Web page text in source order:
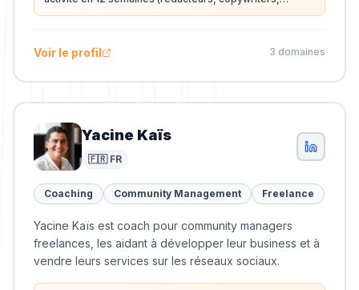
Voir le profil 3 domaines
Yacine Kaïs
🇫🇷 FR
Coaching Community Management Freelance
Yacine Kaïs est coach pour community managers
freelances, les aidant à développer leur business et à
vendre leurs services sur les réseaux sociaux.